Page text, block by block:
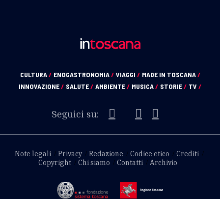
CULTURA/ ENOGASTRONOMIA/ VIAGGI / MADE IN TOSCANA/
INNOVAZIONE/ SALUTE/ AMBIENTE/ MUSICA/ STORIE/ TV /
Seguici su:
Note legali Privacy Redazione Codice etico
Crediti
Copyright
Chi siamo Contatti Archivio